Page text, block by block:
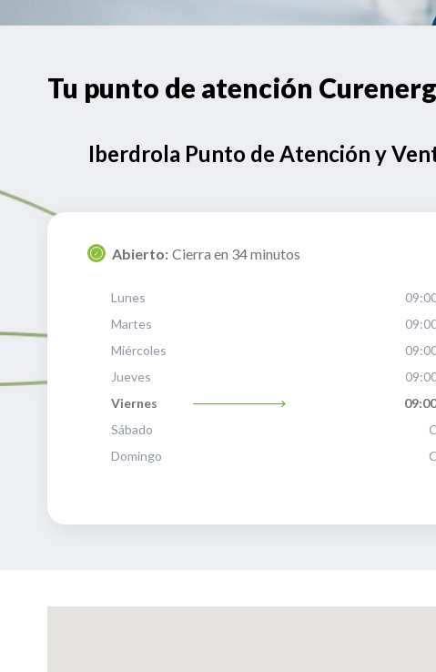
Tu punto de atención
Iberdrola Punto de Atención y
Abierto: Cierra en 34 minutos
Lunes
Martes
Miércoles
Jueves
Viernes
Sábado
Domingo